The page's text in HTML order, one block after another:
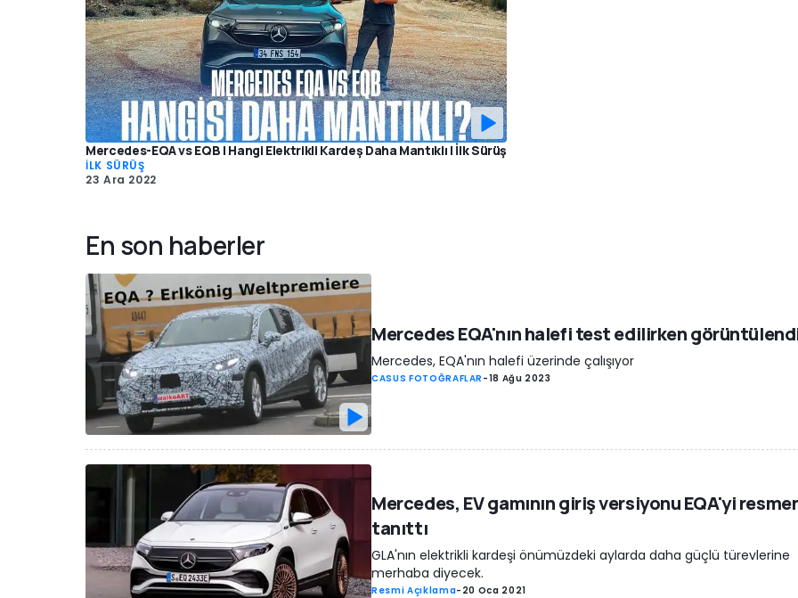
Mercedes-EQA vs EQB | Hangi Elektrikli Kardeş Daha Mantıklı | İlk Sürüş
İLK SÜRÜŞ
23 Ara 2022
En son haberler
Mercedes EQA'nın halefi test edilirken
Mercedes, EQA'nın halefi üzerinde çalışıyor
CASUS FOTOĞRAFLAR -18 Ağu 2023
Mercedes, EV gamının giriş versiyonu EQA'yi
tanıttı
GLA'nın elektrikli kardeşi önümüzdeki aylarda daha güçlü türevlerine
merhaba diyecek.
Resmi Açıklama- 20 Oca 2021